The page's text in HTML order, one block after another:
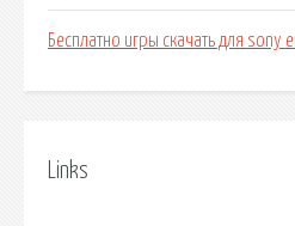
Бесплатно игры скачать для sony
Links